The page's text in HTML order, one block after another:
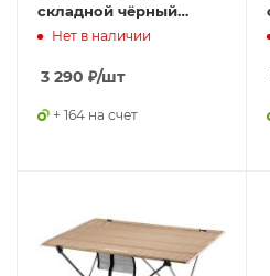
складной чёрный
M,6976023926860
Нет в наличии
3 290 ₽/шт
+ 164 на счет